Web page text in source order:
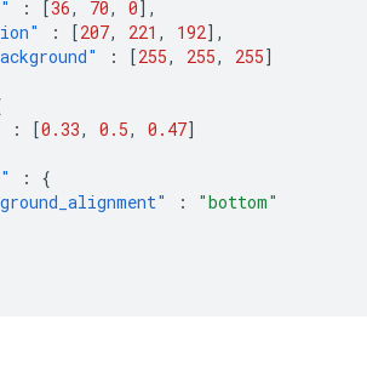
: [36, 70, 0],
: [207, 221 , 192],
: [255, 255, 255]
: [0.33, 0.5, 0.47]
:
{
:
"bottom"